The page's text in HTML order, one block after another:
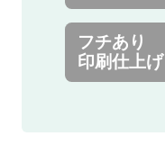
フチあり
印刷仕上げ